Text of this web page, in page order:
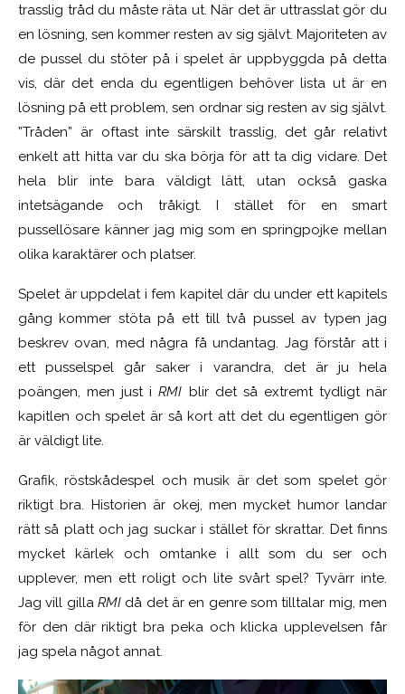
trasslig tråd du måste räta ut. När det är uttrasslat gör du
en lösning, sen kommer resten av sig självt. Majoriteten av
de pussel du stöter på i spelet är uppbyggda på detta
vis, där det enda du egentligen behöver lista ut är en
lösning på ett problem, sen ordnar sig resten av sig självt.
”Tråden” är oftast inte särskilt trasslig, det går relativt
enkelt att hitta var du ska börja för att ta dig vidare. Det
hela blir inte bara väldigt lätt, utan också gaska
intetsägande och tråkigt. I stället för en smart
pussellösare känner jag mig som en springpojke mellan
olika karaktärer och platser.
Spelet är uppdelat i fem kapitel där du under ett kapitels
gång kommer stöta på ett till två pussel av typen jag
beskrev ovan, med några få undantag. Jag förstår att i
ett pusselspel går saker i varandra, det är ju hela
poängen, men just iRMI blir det så extremt tydligt när
kapitlen och spelet är så kort att det du egentligen gör
är väldigt lite.
Grafik, röstskådespel och musik är det som spelet gör
riktigt bra. Historien är okej, men mycket humor landar
rätt så platt och jag suckar i stället för skrattar. Det finns
mycket kärlek och omtanke i allt som du ser och
upplever, men ett roligt och lite svårt spel? Tyvärr inte.
Jag vill gilla RMI då det är en genre som tilltalar mig, men
för den där riktigt bra peka och klicka upplevelsen får
jag spela något annat.